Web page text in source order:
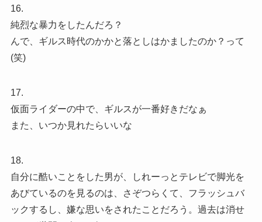
16.
純烈な暴力をしたんだろ？
んで、ギルス時代のかかと落としはかましたのか？って
(笑)
17.
仮面ライダーの中で、ギルスが一番好きだなぁ
また、いつか見れたらいいな
18.
自分に酷いことをした男が、しれーっとテレビで脚光を
あびているのを見るのは、さぞつらくて、フラッシュバ
ックするし、嫌な思いをされたことだろう。過去は消せ